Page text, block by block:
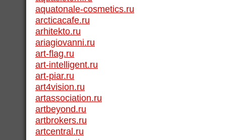
aquatonale-cosmetics.ru
arcticacafe.ru
arhitekto.ru
ariagiovanni.ru
art-flag.ru
art-intelligent.ru
art-piar.ru
art4vision.ru
artassociation.ru
artbeyond.ru
artbrokers.ru
artcentral.ru